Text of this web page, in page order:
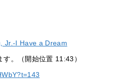
Jr.-I Have a Dream
。（開始位置 11:43）